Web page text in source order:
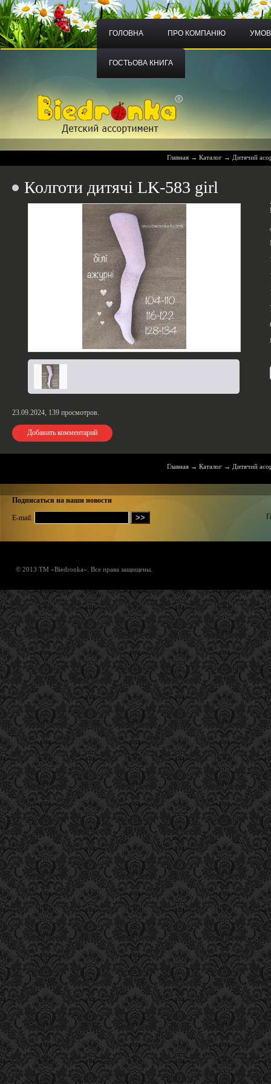
ГОЛОВНА ПРО КОМПАНІЮ
ГОСТЬОВА КНИГА
Главная → Каталог → Дитячий
Колготи дитячі LK-583 girl
23.09.2024, 139 просмотров.
Добавить комментарий
Главная → Каталог → Дитячий
Подписаться на наши новости
E-mail:
© 2013 ТМ «Biedronka». Все права защищены.